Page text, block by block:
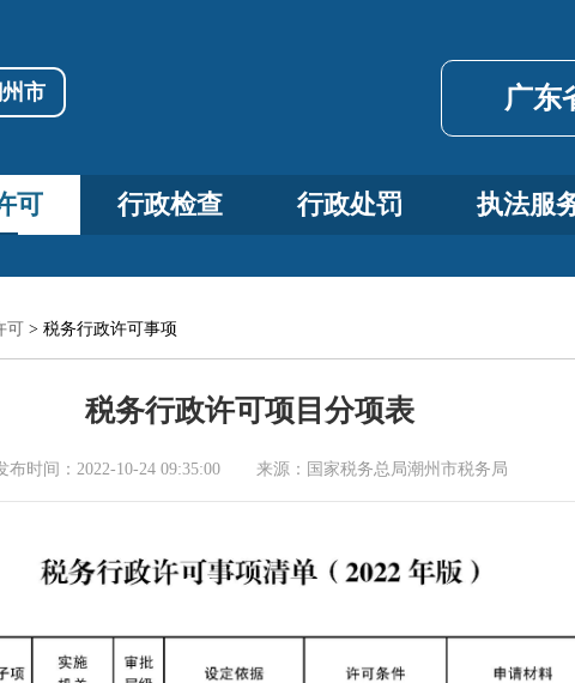
市 广东
可 行政检查 行政处罚 执法服
可 > 税务行政许可事项
税务行政许可项目分项表
布时间： 2022-10-24 09:35:00 来源： 国家税务总局潮州市税务局